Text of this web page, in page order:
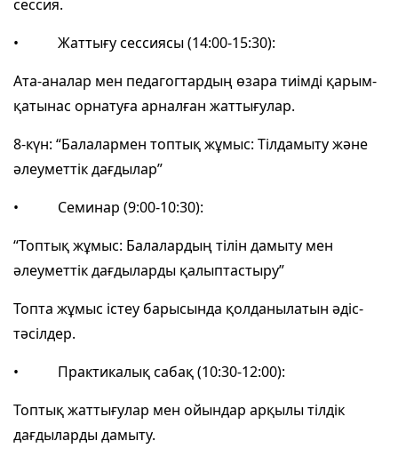
сессия.
• Жаттығу сессиясы (14:00-15:30):
Ата-аналар мен педагогтардың өзара тиімді қарым-
қатынас орнатуға арналған жаттығулар.
8-күн: “Балалармен топтық жұмыс: Тілдамыту және
әлеуметтік дағдылар”
• Семинар (9:00-10:30):
“Топтық жұмыс: Балалардың тілін дамыту мен
әлеуметтік дағдыларды қалыптастыру”
Топта жұмыс істеу барысында қолданылатын әдіс-
тәсілдер.
• Практикалық сабақ (10:30-12:00):
Топтық жаттығулар мен ойындар арқылы тілдік
дағдыларды дамыту.